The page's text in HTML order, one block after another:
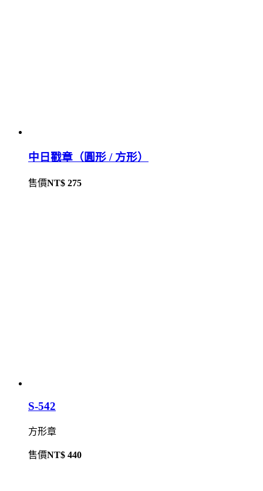
中日戳章（圓形 / 方形）
售價NT$ 275
S-542
方形章
售價NT$ 440